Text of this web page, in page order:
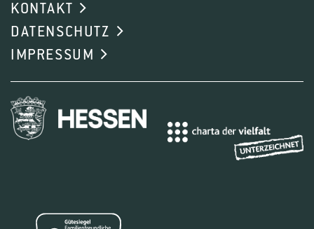
KONTAKT
DATENSCHUTZ
IMPRESSUM